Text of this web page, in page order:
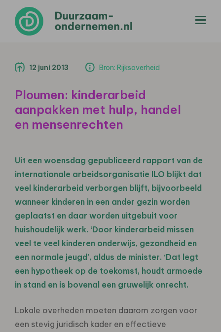
12 juni 2013 Bron: Rijksoverheid
Ploumen: kinderarbeid
aanpakken met hulp, handel
en mensenrechten
Uit een woensdag gepubliceerd rapport van de
internationale arbeidsorganisatie ILO blijkt dat
veel kinderarbeid verborgen blijft, bijvoorbeeld
wanneer kinderen in een ander gezin worden
geplaatst en daar worden uitgebuit voor
huishoudelijk werk. ‘Door kinderarbeid missen
veel te veel kinderen onderwijs, gezondheid en
een normale jeugd’, aldus de minister. ‘Dat legt
een hypotheek op de toekomst, houdt armoede
in stand en is bovenal een gruwelijk onrecht.
Lokale overheden moeten daarom zorgen voor
een stevig juridisch kader en effectieve